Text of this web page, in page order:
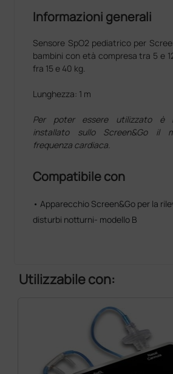
Informazioni generali
Sensore SpO2 pediatrico per
bambini con età compresa tra 5 e
fra 15 e 40 kg.
Lunghezza: 1 m
Per poter essere utilizzato è
installato sullo Screen&Go il
frequenza cardiaca.
Compatibile con
• Apparecchio Screen&Go per la
disturbi notturni- modello B
Utilizzabile con: